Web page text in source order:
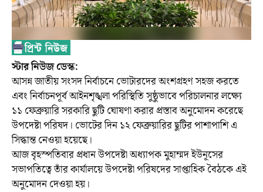
স্টার নিউজ ডেস্ক:
আসন্ন জাতীয় সংসদ নির্বাচনে ভোটারদের অংশগ্রহণ সহজ করতে
এবং নির্বাচনপূর্ব আইনশৃঙ্খলা পরিস্থিতি সুষ্ঠুভাবে পরিচালনার লক্ষ্যে
১১ ফেব্রুয়ারি সরকারি ছুটি ঘোষণা করার প্রস্তাব অনুমোদন করেছে
উপদেষ্টা পরিষদ। ভোটের দিন ১২ ফেব্রুয়ারির ছুটির পাশাপাশি এ
সিদ্ধান্ত নেওয়া হয়েছে।
আজ বৃহস্পতিবার প্রধান উপদেষ্টা অধ্যাপক মুহাম্মদ ইউনূসের
সভাপতিত্বে তাঁর কার্যালয়ে উপদেষ্টা পরিষদের সাপ্তাহিক বৈঠকে এই
অনুমোদন দেওয়া হয়।